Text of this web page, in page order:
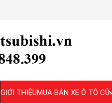
GIỚI THIỆUMUA BÁN XE Ô TÔ CŨ